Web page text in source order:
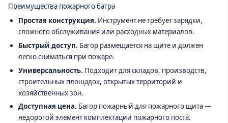
Преимущества пожарного багра
Простая конструкция. Инструмент не требует зарядки,
сложного обслуживания или расходных материалов.
Быстрый доступ. Багор размещается на щите и должен
легко сниматься при пожаре.
Универсальность. Подходит для складов, производств,
строительных площадок, открытых территорий и
хозяйственных зон.
Доступная цена. Багор пожарный для пожарного щита —
недорогой элемент комплектации пожарного поста.